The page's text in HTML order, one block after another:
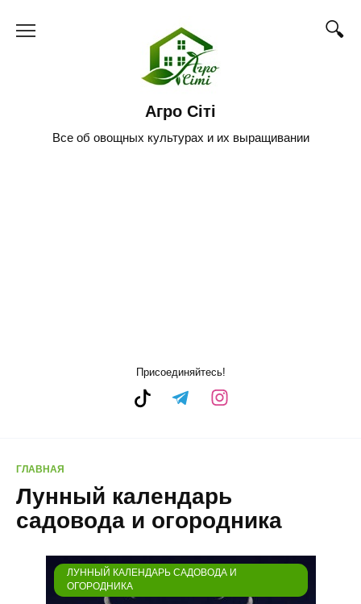
Агро Сіті
Все об овощных культурах и их выращивании
Присоединяйтесь!
ГЛАВНАЯ
Лунный календарь
садовода и огородника
ЛУННЫЙ КАЛЕНДАРЬ САДОВОДА И
ОГОРОДНИКА